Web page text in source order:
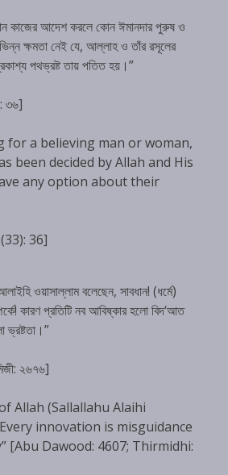
কাজের আদেশ করলে কোন ঈমানদার পুরুষ ও
ভিন্ন ক্ষমতা নেই যে, আল্লাহ ও তাঁর রসূলের
পথভ্রষ্ট তায় পতিত হয়।”
৩৬]
for a believing man or woman,
been decided by Allah and His
any option about their
36]
ওয়াসাল্লাম বলেছেন, সাবধান! (ধর্মে)
কারণ প্রতিটি নব আবিষ্কার হলো বিদ‘আত
ভ্রষ্টতা।”
২৬৭৬]
Allah (Sallallahu Alaihi
innovation is misguidance
[Abu Dawood: 4607; Thirmidhi: